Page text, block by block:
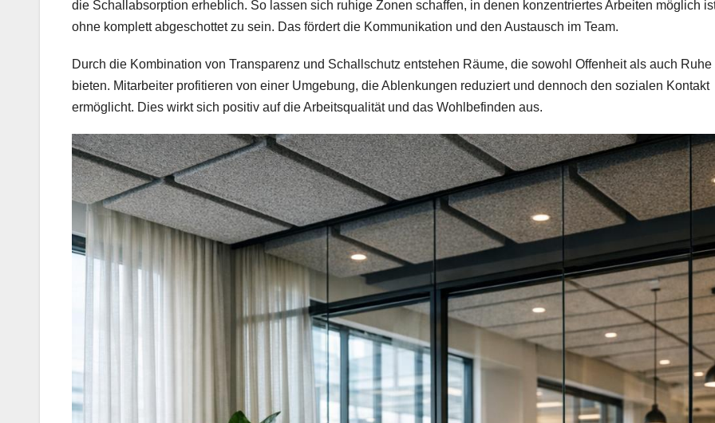
die Schallabsorption erheblich. So lassen sich ruhige Zonen schaffen, in denen konzentriertes Arbeiten möglich
ohne komplett abgeschottet zu sein. Das fördert die Kommunikation und den Austausch im Team.
Durch die Kombination von Transparenz und Schallschutz entstehen Räume, die sowohl Offenheit als auch Ruhe
bieten. Mitarbeiter profitieren von einer Umgebung, die Ablenkungen reduziert und dennoch den sozialen Kontakt
ermöglicht. Dies wirkt sich positiv auf die Arbeitsqualität und das Wohlbefinden aus.